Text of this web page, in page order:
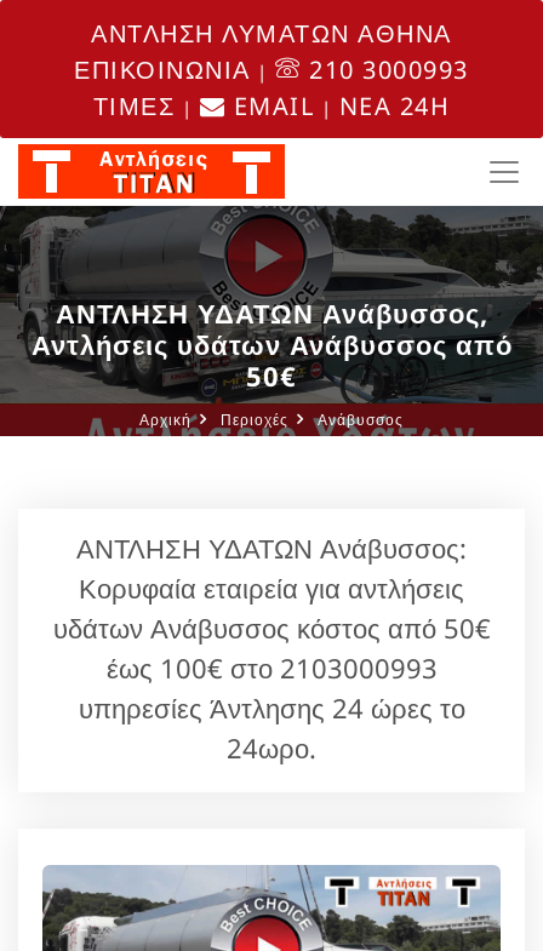
ΑΝΤΛΗΣΗ ΛΥΜΑΤΩΝ ΑΘΗΝΑ
ΕΠΙΚΟΙΝΩΝΙΑ |
210 3000993
ΤΙΜΕΣ | EMAIL | NEA 24H
ΑΝΤΛΗΣΗ ΥΔΑΤΩΝ Ανάβυσσος,
Αντλήσεις υδάτων Ανάβυσσος από
50€
Αρχική Περιοχές Ανάβυσσος
ΑΝΤΛΗΣΗ ΥΔΑΤΩΝ Ανάβυσσος:
Κορυφαία εταιρεία για αντλήσεις
υδάτων Ανάβυσσος κόστος από 50€
έως 100€ στο 2103000993
υπηρεσίες Άντλησης 24 ώρες το
24ωρο.